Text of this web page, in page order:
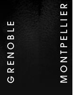
GRENOBLE MONTPELLIER